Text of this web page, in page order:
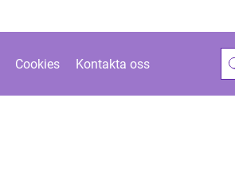
Cookies Kontakta oss